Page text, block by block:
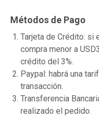
Métodos de Pago
Tarjeta de Crédito: si
compra menor a
crédito del 3%.
Paypal: habrá una
transacción.
Transferencia
realizado el pedido.